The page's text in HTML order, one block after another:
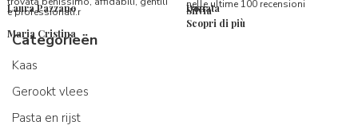
Laura Pazzano
e professionali.r
Maria Cristina
Donata
Silvia
nelle ultime 100 recensioni
Scopri di più
Categorieën
Kaas
Gerookt vlees
Pasta en rijst